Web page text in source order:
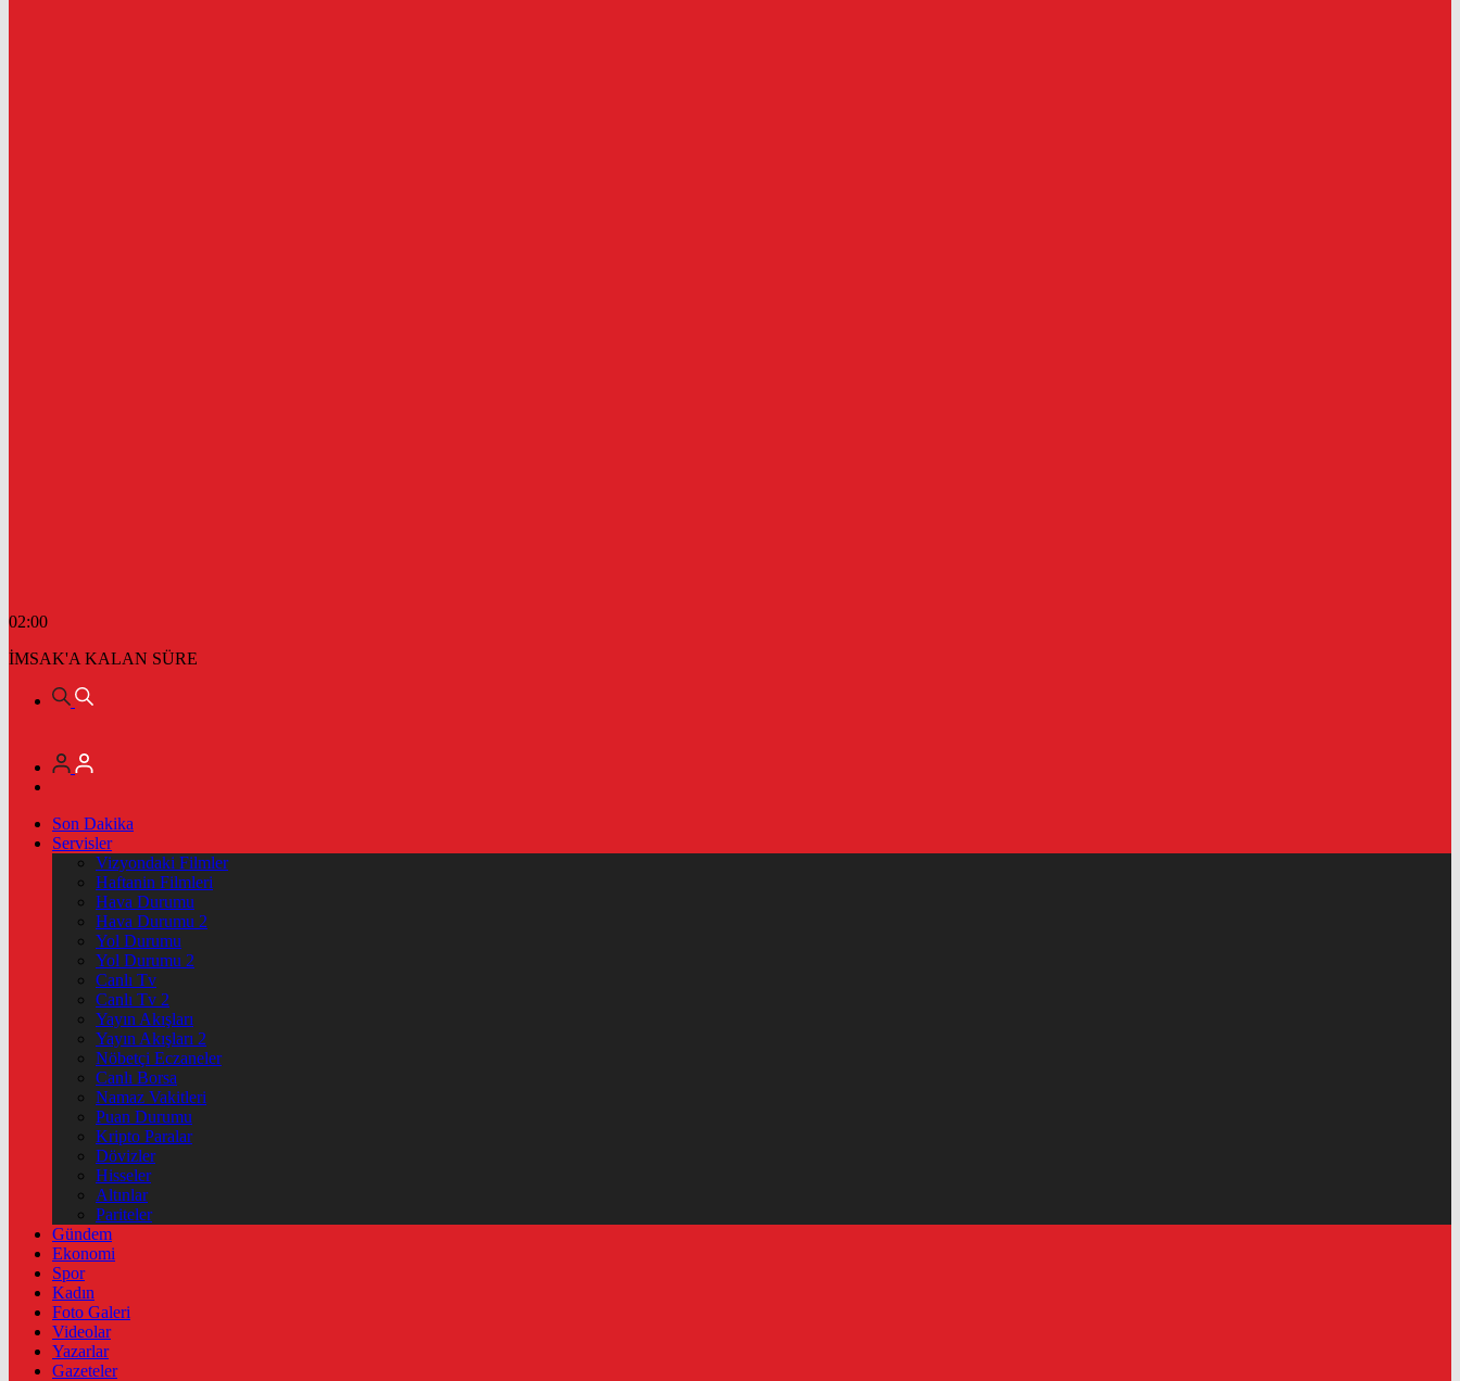
02:00
İMSAK'A KALAN SÜRE
Son Dakika
Servisler
Vizyondaki Filmler
Haftanin Filmleri
Hava Durumu
Hava Durumu 2
Yol Durumu
Yol Durumu 2
Canlı Tv
Canlı Tv 2
Yayın Akışları
Yayın Akışları 2
Nöbetçi Eczaneler
Canlı Borsa
Namaz Vakitleri
Puan Durumu
Kripto Paralar
Dövizler
Hisseler
Altınlar
Pariteler
Gündem
Ekonomi
Spor
Kadın
Foto Galeri
Videolar
Yazarlar
Gazeteler